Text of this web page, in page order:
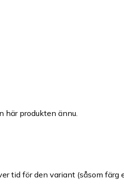
här produkten ännu.
tid för den variant (såsom